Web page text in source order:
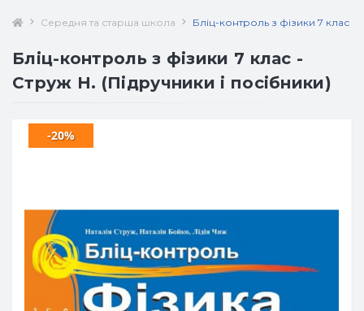
Середня та старша школа Бліц-контроль з фізики 7 клас -
Бліц-контроль з фізики 7 клас -
Струж Н. (Підручники і посібники)
-20%